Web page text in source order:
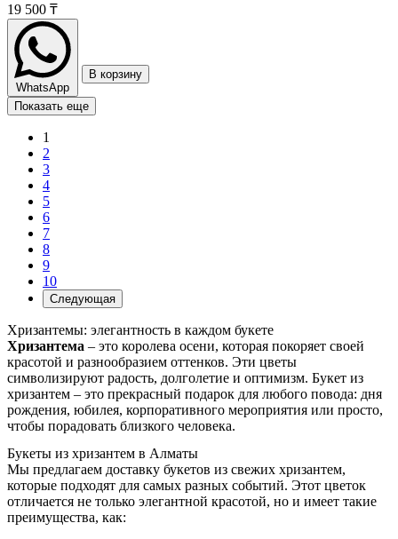
19 500 ₸
WhatsApp
В корзину
Показать еще
1
2
3
4
5
6
7
8
9
10
Следующая
Хризантемы: элегантность в каждом букете
Хризантема – это королева осени, которая покоряет своей
красотой и разнообразием оттенков. Эти цветы
символизируют радость, долголетие и оптимизм. Букет из
хризантем – это прекрасный подарок для любого повода: дня
рождения, юбилея, корпоративного мероприятия или просто,
чтобы порадовать близкого человека.
Букеты из хризантем в Алматы
Мы предлагаем доставку букетов из свежих хризантем,
которые подходят для самых разных событий. Этот цветок
отличается не только элегантной красотой, но и имеет такие
преимущества, как: